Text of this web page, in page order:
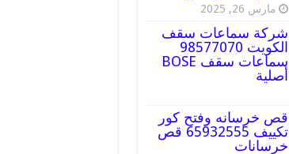
مارس 26, 2025
شركة سماعات سقف
الكويت 98577070
سماعات سقف BOSE
أصلية
قص خرسانه وفتح كور
تكييف 65932555 قص
خرسانات